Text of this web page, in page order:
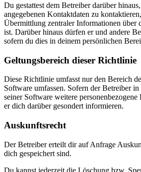
Du gestattest dem Betreiber darüber
angegebenen Kontaktdaten zu
Übermittlung zentraler Informationen über
ist. Darüber hinaus dürfen er und andere
sofern du dies in deinem persönlichen
Geltungsbereich dieser Richtlinie
Diese Richtlinie umfasst nur den Bereich
Software umfassen. Sofern der Betreiber in
seiner Software weitere
er dich darüber gesondert informieren.
Auskunftsrecht
Der Betreiber erteilt dir auf Anfrage
dich gespeichert sind.
Du kannst jederzeit die Löschung bzw.